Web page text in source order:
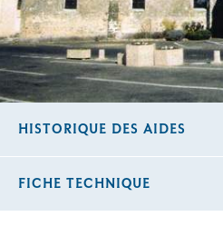
HISTORIQUE DES AIDES
FICHE TECHNIQUE